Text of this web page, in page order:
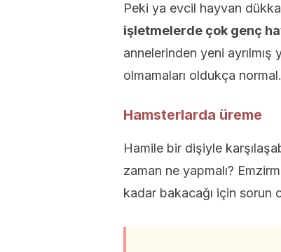
Peki ya evcil hayvan
işletmelerde çok genç
annelerinden yeni
olmamaları oldukça
Hamsterlarda üreme
Hamile bir dişiyle
zaman ne yapmalı?
kadar bakacağı için sorun